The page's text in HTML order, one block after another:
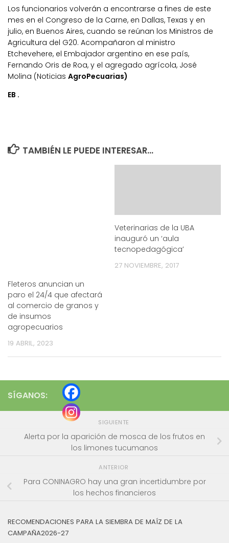
Los funcionarios volverán a encontrarse a fines de este
mes en el Congreso de la Carne, en Dallas, Texas y en
julio, en Buenos Aires, cuando se reúnan los Ministros de
Agricultura del G20. Acompañaron al ministro
Etchevehere, el Embajador argentino en ese país,
Fernando Oris de Roa, y el agregado agrícola, José
Molina (Noticias AgroPecuarias)
EB .
TAMBIÉN LE PUEDE INTERESAR...
Fleteros anuncian un
paro el 24/4 que afectará
al comercio de granos y
de insumos
agropecuarios
19 ABRIL, 2023
Veterinarias de la UBA
inauguró un ‘aula
tecnopedagógica’
27 NOVIEMBRE, 2017
SÍGANOS:
SIGUIENTE
Alerta por la aparición de mosca de los frutos en
los limones tucumanos
ANTERIOR
Para CONINAGRO hay una gran incertidumbre por
los hechos financieros
RECOMENDACIONES PARA LA SIEMBRA DE MAÍZ DE LA
CAMPAÑA2026-27